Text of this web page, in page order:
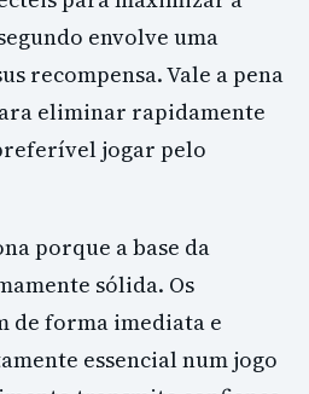
envolve uma
recompensa. Vale a pena
eliminar rapidamente
jogar pelo
porque a base da
sólida. Os
de forma imediata e
essencial num jogo